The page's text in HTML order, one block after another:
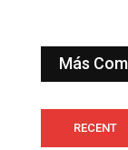
Más
RECENT